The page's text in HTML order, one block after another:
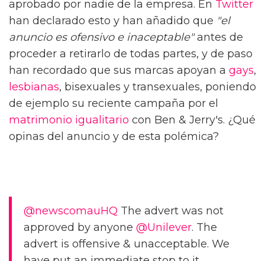
aprobado por nadie de la empresa. En Twitter
han declarado esto y han añadido que "el
anuncio es ofensivo e inaceptable"antes de
proceder a retirarlo de todas partes, y de paso
han recordado que sus marcas apoyan a gays,
lesbianas, bisexuales y transexuales, poniendo
de ejemplo su reciente campaña por el
matrimonio igualitario con Ben & Jerry's. ¿Qué
opinas del anuncio y de esta polémica?
@newscomauHQ The advert was not
approved by anyone @Unilever. The
advert is offensive & unacceptable. We